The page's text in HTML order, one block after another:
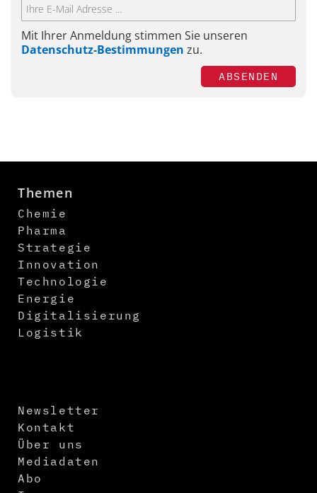
Mit Ihrer Anmeldung stimmen Sie unseren
Datenschutz-Bestimmungen zu.
ABSENDEN
Themen
Chemie
Pharma
Strategie
Innovation
Technologie
Energie
Digitalisierung
Logistik
Newsletter
Kontakt
Über uns
Mediadaten
Abo